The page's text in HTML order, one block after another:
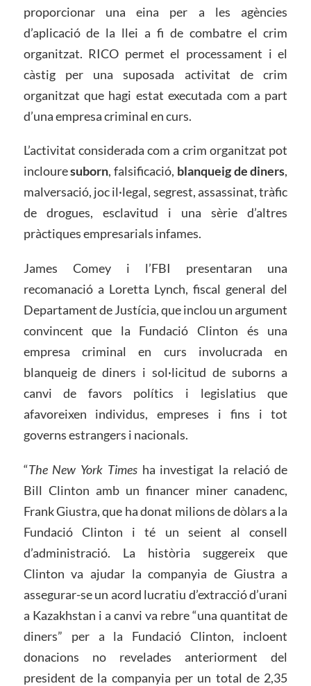
proporcionar una eina per a les agències
d’aplicació de la llei a fi de combatre el crim
organitzat. RICO permet el processament i el
càstig per una suposada activitat de crim
organitzat que hagi estat executada com a part
d’una empresa criminal en curs.
L’activitat considerada com a crim organitzat pot
inclouresuborn, falsificació, blanqueig de diners,
malversació, joc il·legal, segrest, assassinat, tràfic
de drogues, esclavitud i una sèrie d’altres
pràctiques empresarials infames.
James Comey i l’FBI presentaran una
recomanació a Loretta Lynch, fiscal general del
Departament de Justícia, que inclou un argument
convincent que la Fundació Clinton és una
empresa criminal en curs involucrada en
blanqueig de diners i sol·licitud de suborns a
canvi de favors polítics i legislatius que
afavoreixen individus, empreses i fins i tot
governs estrangers i nacionals.
“The New York Timesha investigat la relació de
Bill Clinton amb un financer miner canadenc,
Frank Giustra, que ha donat milions de dòlars a la
Fundació Clinton i té un seient al consell
d’administració. La història suggereix que
Clinton va ajudar la companyia de Giustra a
assegurar-se un acord lucratiu d’extracció d’urani
a Kazakhstan i a canvi va rebre “una quantitat de
diners” per a la Fundació Clinton, incloent
donacions no revelades anteriorment del
president de la companyia per un total de 2,35